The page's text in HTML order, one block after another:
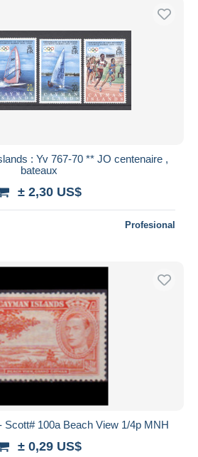
: Yv 767-70 ** JO centenaire ,
bateaux
± 2,30 US$
Profesional
Scott# 100a Beach View 1/4p MNH
± 0,29 US$